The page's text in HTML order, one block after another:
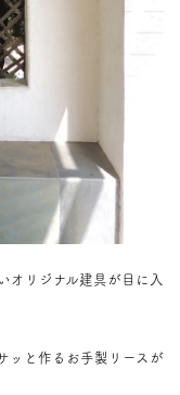
オリジナル建具が目に入
ッと作るお手製リースが